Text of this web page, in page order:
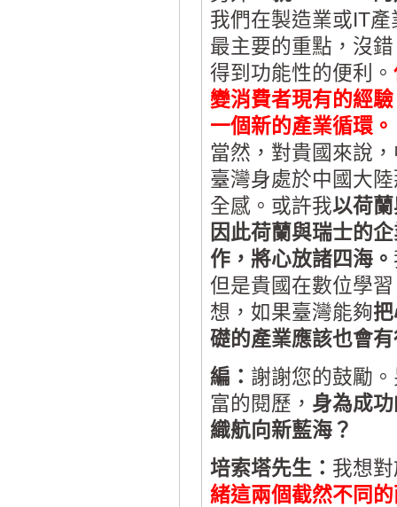
我們在製造業或IT
最主要的重點，沒
得到功能性的便利。
變消費者現有的經
一個新的產業循環。
當然，對貴國來說
臺灣身處於中國大
全感。或許我以荷
因此荷蘭與瑞士的
作，將心放諸四海。
但是貴國在數位學
想，如果臺灣能夠
礎的產業應該也會
編： 謝謝您的鼓勵
富的閱歷， 身為成
織航向新藍海？
培索塔先生： 我想
緒這兩個截然不同